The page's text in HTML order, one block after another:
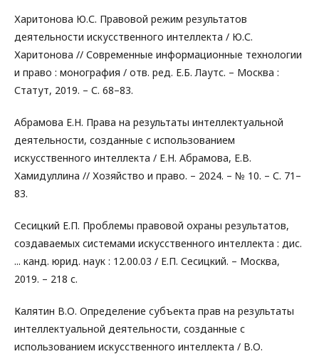
Харитонова Ю.С. Правовой режим результатов
деятельности искусственного интеллекта / Ю.С.
Харитонова // Современные информационные технологии
и право : монография / отв. ред. Е.Б. Лаутс. – Москва :
Статут, 2019. – С. 68–83.
Абрамова Е.Н. Права на результаты интеллектуальной
деятельности, созданные с использованием
искусственного интеллекта / Е.Н. Абрамова, Е.В.
Хамидуллина // Хозяйство и право. – 2024. – № 10. – С. 71–
83.
Сесицкий Е.П. Проблемы правовой охраны результатов,
создаваемых системами искусственного интеллекта : дис.
... канд. юрид. наук : 12.00.03 / Е.П. Сесицкий. – Москва,
2019. – 218 с.
Калятин В.О. Определение субъекта прав на результаты
интеллектуальной деятельности, созданные с
использованием искусственного интеллекта / В.О.